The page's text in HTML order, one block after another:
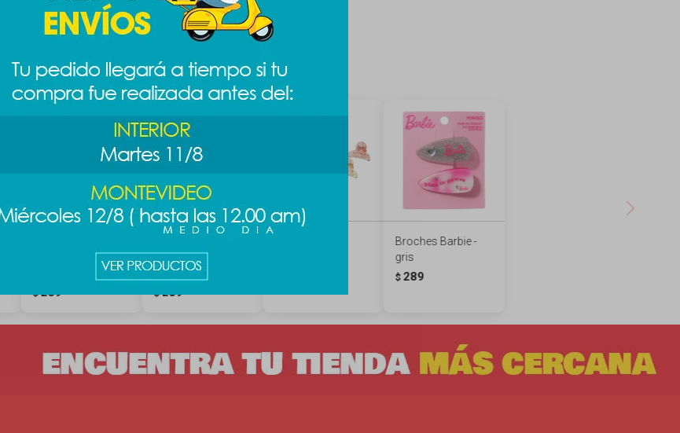
Productos que te pueden interesar
cabello Sanrio 4
$ 289
Sanrio 4pcs -
Kuromi
$ 289
Broches Barbie -
gris
$ 289